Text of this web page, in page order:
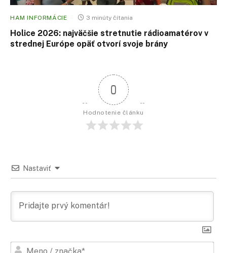
HAM INFORMÁCIE 3 minúty čítania
Holice 2026: najväčšie stretnutie rádioamatérov v
strednej Európe opäť otvorí svoje brány
0
Hodnotenie článku
Nastaviť